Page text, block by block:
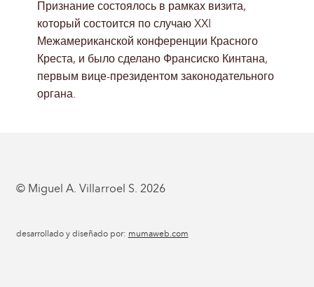
Признание состоялось в рамках визита,
который состоится по случаю XXI
Межамериканской конференции Красного
Креста, и было сделано Франсиско Кинтана,
первым вице-президентом законодательного
органа.
© Miguel A. Villarroel S. 2026
desarrollado y diseñado por: mumaweb.com